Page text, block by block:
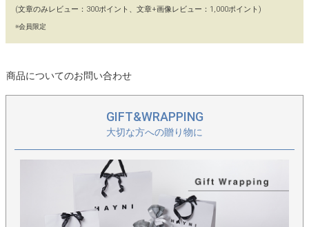
(文章のみレビュー：300ポイント、文章+画像レビュー：1,000ポイント)
※会員限定
商品についてのお問い合わせ
GIFT&WRAPPING
大切な方への贈り物に